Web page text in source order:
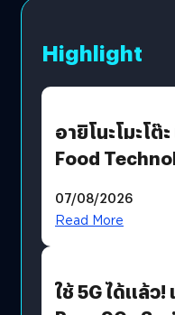
Highlight
อายิโนะโมะโ
Food
บริโภคและ B2B
07/08/2026
Read More
ใช้ 5G ได้แล้ว